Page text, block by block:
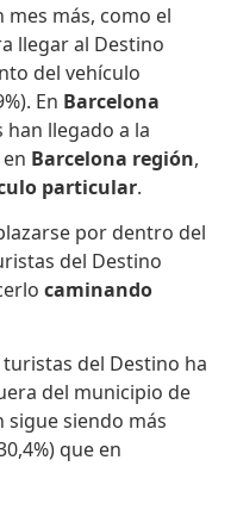
mes más, como el
llegar al Destino
del vehículo
En Barcelona
han llegado a la
Barcelona región,
particular.
por dentro del
del Destino
caminando
del Destino ha
del municipio de
siendo más
que en